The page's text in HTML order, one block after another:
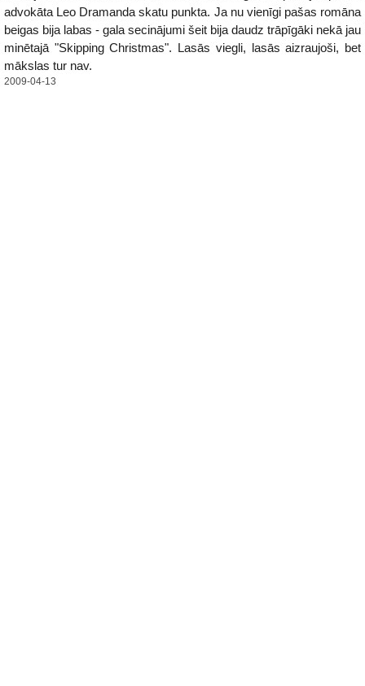
advokāta Leo Dramanda skatu punkta. Ja nu vienīgi pašas romāna
beigas bija labas - gala secinājumi šeit bija daudz trāpīgāki nekā jau
minētajā "Skipping Christmas". Lasās viegli, lasās aizraujoši, bet
mākslas tur nav.
2009-04-13